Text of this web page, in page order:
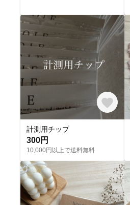
計測用チップ
300円
10,000円以上で送料無料